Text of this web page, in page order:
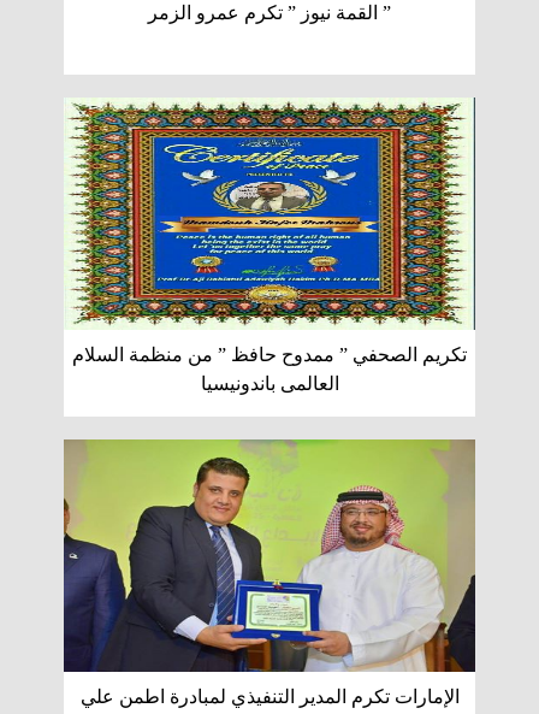
” القمة نيوز ” تكرم عمرو الزمر
تكريم الصحفي ” ممدوح حافظ ” من منظمة السلام
العالمى باندونيسيا
الإمارات تكرم المدير التنفيذي لمبادرة اطمن علي